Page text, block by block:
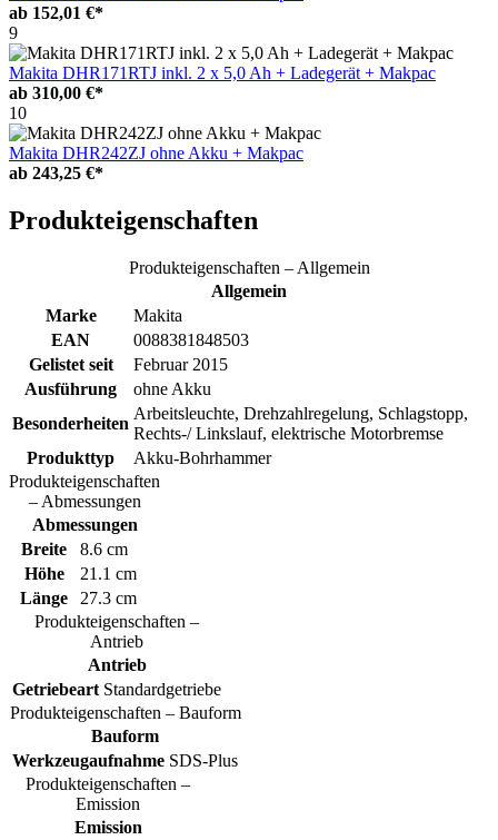
ab 152,01 €*
9
Makita DHR171RTJ inkl. 2 x 5,0 Ah + Ladegerät + Makpac
ab 310,00 €*
10
Makita DHR242ZJ ohne Akku + Makpac
ab 243,25 €*
Produkteigenschaften
Produkteigenschaften – Allgemein
Allgemein
Marke
Makita
EAN
0088381848503
Gelistet seit
Februar 2015
Ausführung
ohne Akku
Besonderheiten
Arbeitsleuchte, Drehzahlregelung, Schlagstopp,
Rechts-/ Linkslauf, elektrische Motorbremse
Produkttyp
Akku-Bohrhammer
Produkteigenschaften
– Abmessungen
Abmessungen
Breite
8.6 cm
Höhe
21.1 cm
Länge
27.3 cm
Produkteigenschaften –
Antrieb
Antrieb
Getriebeart Standardgetriebe
Produkteigenschaften – Bauform
Bauform
Werkzeugaufnahme SDS-Plus
Produkteigenschaften –
Emission
Emission